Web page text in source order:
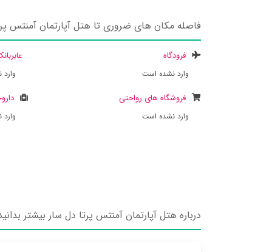
فاصله مکان های ضروری تا هتل آپارتمان آمنتس
فرودگاه
وارد نشده است
فروشگاه های رواحتی
وارد نشده است
درباره هتل آپارتمان آمنتس پرتا دل سار بیشتر